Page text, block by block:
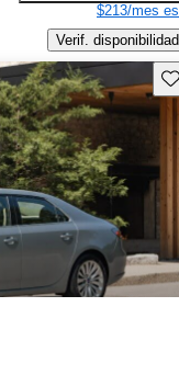
$213/mes
Verif. disponibilidad